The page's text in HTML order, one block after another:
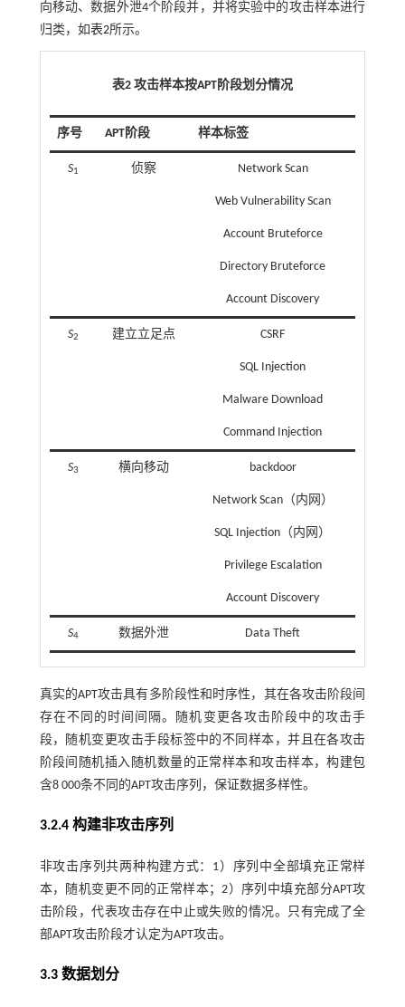
向移动、数据外泄4个阶段并，并将实验中的攻击样本进行
归类，如表2所示。
表2 攻击样本按APT阶段划分情况
序号 APT阶段 样本标签
S1 侦察 Network Scan
Web Vulnerability Scan
Account Bruteforce
Directory Bruteforce
Account Discovery
S2 建立立足点 CSRF
SQL Injection
Malware Download
Command Injection
S3 横向移动 backdoor
Network Scan（内网）
SQL Injection（内网）
Privilege Escalation
Account Discovery
S4 数据外泄 Data Theft
真实的APT攻击具有多阶段性和时序性，其在各攻击阶段间
存在不同的时间间隔。随机变更各攻击阶段中的攻击手
段，随机变更攻击手段标签中的不同样本，并且在各攻击
阶段间随机插入随机数量的正常样本和攻击样本，构建包
含8 000条不同的APT攻击序列，保证数据多样性。
3.2.4 构建非攻击序列
非攻击序列共两种构建方式：1）序列中全部填充正常样
本，随机变更不同的正常样本；2）序列中填充部分APT攻
击阶段，代表攻击存在中止或失败的情况。只有完成了全
部APT攻击阶段才认定为APT攻击。
3.3 数据划分